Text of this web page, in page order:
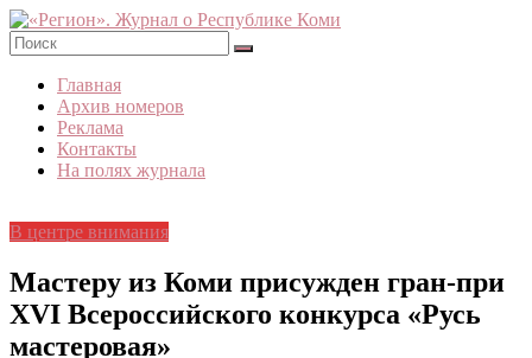
Skip
to
content
«Регион».
Журнал
Республике
Коми
Главная
Архив номеров
Реклама
Контакты
На полях журнала
В центре внимания
Мастеру из Коми присужден гран-при
XVI Всероссийского конкурса «Русь
мастеровая»